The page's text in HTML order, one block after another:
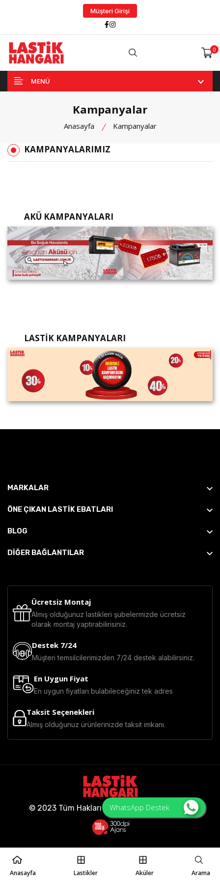
Müşteri Girişi
Facebook
Instagram
0
MENÜ
Anasayfa Lastikler Aküler Arama
Kampanyalar
Anasayfa Kampanyalar
KAMPANYALARIMIZ
AKÜ KAMPANYALARI
LASTIK KAMPANYALARI
WhatsApp Destek
MARKALAR
ÖNE ÇIKAN LASTIK EBATLARI
BLOG
DİĞER BAĞLANTILAR
Ücretsiz Montaj
Almış olduğunuz lastikleri şubelermizde ücretsiz
olarak montaj yaptırabilirisiniz.
Destek 7/24
Müşteri temsilcilerimizden 7/24 destek alabilirsiniz.
En Uygun Fiyat
En uygun fiyatları bulabileceğiniz tek adres
Taksit Seçenekleri
Almış olduğunuz ürünlerinizde taksit imkanı.
© 2023 Tüm Hakları Saklıdır - Lastik Hangarı